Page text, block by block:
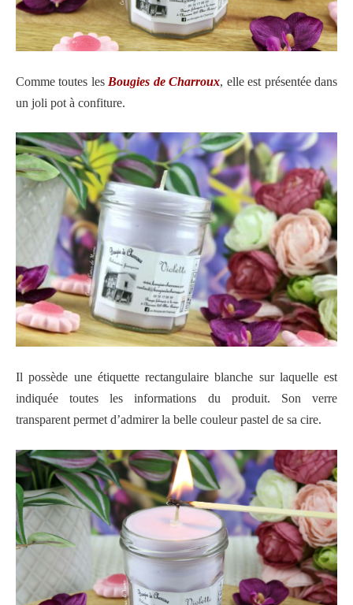
Comme toutes les Bougies de Charroux, elle est présentée dans
un joli pot à confiture.
Il possède une étiquette rectangulaire blanche sur laquelle est
indiquée toutes les informations du produit. Son verre
transparent permet d’admirer la belle couleur pastel de sa cire.